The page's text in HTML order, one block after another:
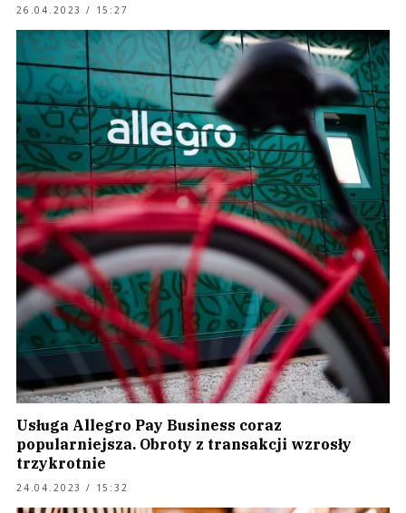
26.04.2023 / 15:27
Usługa Allegro Pay Business coraz
popularniejsza. Obroty z transakcji wzrosły
trzykrotnie
24.04.2023 / 15:32